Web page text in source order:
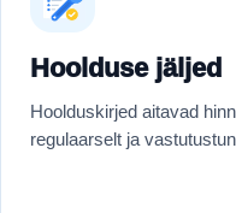
Hoolduse jäljed
Hoolduskirjed aitavad
regulaarselt ja